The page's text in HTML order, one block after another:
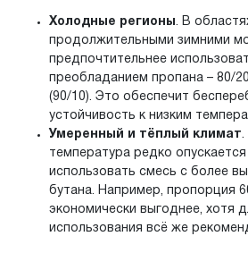
Холодные регионы. В
продолжительными зимними
предпочтительнее
преобладанием пропана – 80/
(90/10). Это обеспечит
устойчивость к низким
Умеренный и тёплый климат.
температура редко
использовать смесь с более
бутана. Например, пропорция
экономически выгоднее, хотя
использования всё же